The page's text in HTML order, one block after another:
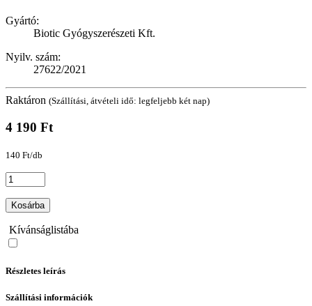
Gyártó:
Biotic Gyógyszerészeti Kft.
Nyilv. szám:
27622/2021
Raktáron (Szállítási, átvételi idő: legfeljebb két nap)
4 190 Ft
140 Ft/db
Kosárba
Kívánságlistába
Részletes leírás
Szállítási információk